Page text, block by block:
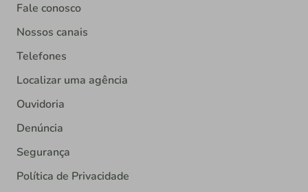
Fale conosco
Nossos canais
Telefones
Localizar uma agência
Ouvidoria
Denúncia
Segurança
Política de Privacidade